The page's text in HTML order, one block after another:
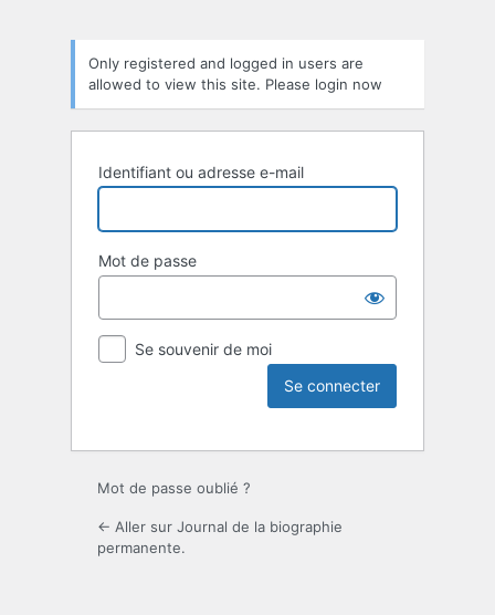
Only registered and logged in users are
allowed to view this site. Please login now
Identifiant ou adresse e-mail
Mot de passe
Se souvenir de moi
Mot de passe oublié ?
← Aller sur Journal de la biographie
permanente.